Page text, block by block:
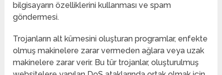
bilgisayarın özelliklerini kullanması ve spam
göndermesi.
Trojanların alt kümesini oluşturan programlar, enfekte
olmuş makinelere zarar vermeden ağlara veya uzak
makinelere zarar verir. Bu tür trojanlar, oluşturulmuş